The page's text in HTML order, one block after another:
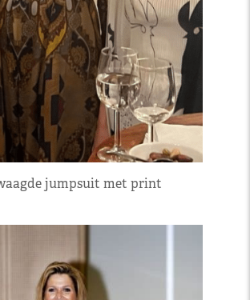
jumpsuit met print